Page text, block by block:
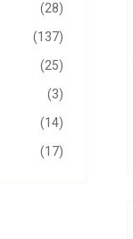
(28)
(137)
(25)
(3)
(14)
(17)